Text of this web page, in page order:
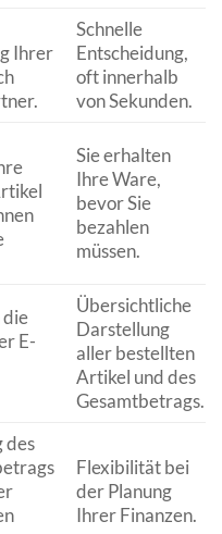
Ihrer
Schnelle
Entscheidung,
oft innerhalb
von Sekunden.
Sie erhalten
Ihre Ware,
bevor Sie
bezahlen
müssen.
die
E-
Übersichtliche
Darstellung
aller bestellten
Artikel und des
Gesamtbetrags.
des
Flexibilität bei
der Planung
Ihrer Finanzen.